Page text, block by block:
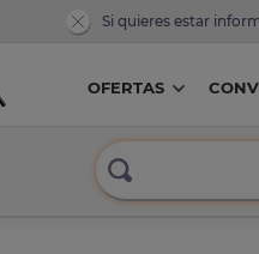
Si quieres estar
OFERTAS